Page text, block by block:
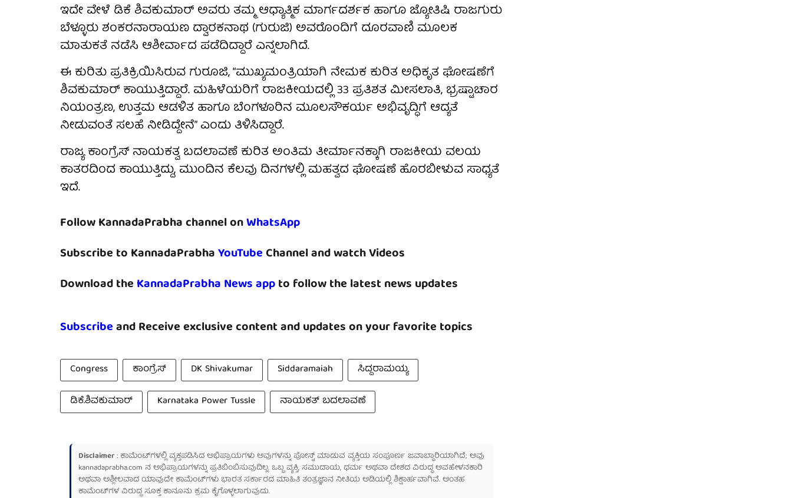
ಇದೇ ವೇಳೆ ಡಿಕೆ ಶಿವಕುಮಾರ್ ಅವರು ತಮ್ಮ ಆಧ್ಯಾತ್ಮಿಕ ಮಾರ್ಗದರ್ಶಕ ಹಾಗೂ ಜ್ಯೋತಿಷಿ ರಾಜಗುರು
ಬೆಳ್ಳೂರು ಶಂಕರನಾರಾಯಣ ದ್ವಾರಕನಾಥ (ಗುರುಜಿ) ಅವರೊಂದಿಗೆ ದೂರವಾಣಿ ಮೂಲಕ
ಮಾತುಕತೆ ನಡೆಸಿ ಆಶೀರ್ವಾದ ಪಡೆದಿದ್ದಾರೆ ಎನ್ನಲಾಗಿದೆ.
ಈ ಕುರಿತು ಪ್ರತಿಕ್ರಿಯಿಸಿರುವ ಗುರೂಜಿ, “ಮುಖ್ಯಮಂತ್ರಿಯಾಗಿ ನೇಮಕ ಕುರಿತ ಅಧಿಕೃತ ಘೋಷಣೆಗೆ
ಶಿವಕುಮಾರ್ ಕಾಯುತ್ತಿದ್ದಾರೆ. ಮಹಿಳೆಯರಿಗೆ ರಾಜಕೀಯದಲ್ಲಿ 33 ಪ್ರತಿಶತ ಮೀಸಲಾತಿ, ಭ್ರಷ್ಟಾಚಾರ
ನಿಯಂತ್ರಣ, ಉತ್ತಮ ಆಡಳಿತ ಹಾಗೂ ಬೆಂಗಳೂರಿನ ಮೂಲಸೌಕರ್ಯ ಅಭಿವೃದ್ಧಿಗೆ ಆದ್ಯತೆ
ನೀಡುವಂತೆ ಸಲಹೆ ನೀಡಿದ್ದೇನೆ” ಎಂದು ತಿಳಿಸಿದ್ದಾರೆ.
ರಾಜ್ಯ ಕಾಂಗ್ರೆಸ್ ನಾಯಕತ್ವ ಬದಲಾವಣೆ ಕುರಿತ ಅಂತಿಮ ತೀರ್ಮಾನಕ್ಕಾಗಿ ರಾಜಕೀಯ ವಲಯ
ಕಾತರದಿಂದ ಕಾಯುತ್ತಿದ್ದು, ಮುಂದಿನ ಕೆಲವು ದಿನಗಳಲ್ಲಿ ಮಹತ್ವದ ಘೋಷಣೆ ಹೊರಬೀಳುವ ಸಾಧ್ಯತೆ
ಇದೆ.
Follow KannadaPrabha channel onWhatsApp
Subscribe to KannadaPrabhaYouTubeChannel and watch Videos
Download the KannadaPrabha News appto follow the latest news updates
Subscribeand Receive exclusive content and updates on your favorite topics
Congress ಕಾಂಗ್ರೆಸ್ DK Shivakumar Siddaramaiah
ಸಿದ್ದರಾಮಯ್ಯ
ಡಿಕೆ.ಶಿವಕುಮಾರ್
Karnataka Power Tussle ನಾಯಕತ್ ಬದಲಾವಣೆ
Disclaimer: ಕಾಮೆಂಟ್‌ಗಳಲ್ಲಿ ವ್ಯಕ್ತಪಡಿಸಿದ ಅಭಿಪ್ರಾಯಗಳು ಅವುಗಳನ್ನು ಪೋಸ್ಟ್ ಮಾಡುವ ವ್ಯಕ್ತಿಯ ಸಂಪೂರ್ಣ ಜವಾಬ್ದಾರಿಯಾಗಿದೆ; ಅವು
kannadaprabha.com ನ ಅಭಿಪ್ರಾಯಗಳನ್ನು ಪ್ರತಿಬಿಂಬಿಸುವುದಿಲ್ಲ. ಒಬ್ಬ ವ್ಯಕ್ತಿ, ಸಮುದಾಯ, ಧರ್ಮ ಅಥವಾ ದೇಶದ ವಿರುದ್ಧ ಅವಹೇಳನಕಾರಿ
ಅಥವಾ ಅಶ್ಲೀಲವಾದ ಯಾವುದೇ ಕಾಮೆಂಟ್‌ಗಳು ಭಾರತ ಸರ್ಕಾರದ ಮಾಹಿತಿ ತಂತ್ರಜ್ಞಾನ ನೀತಿಯ ಅಡಿಯಲ್ಲಿ ಶಿಕ್ಷಾರ್ಹವಾಗಿವೆ. ಅಂತಹ
ಕಾಮೆಂಟ್‌ಗಳ ವಿರುದ್ಧ ಸೂಕ್ತ ಕಾನೂನು ಕ್ರಮ ಕೈಗೊಳ್ಳಲಾಗುವುದು.